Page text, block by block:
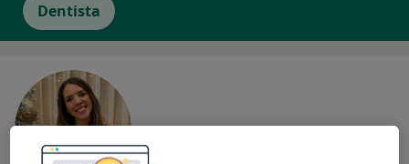
Dentista